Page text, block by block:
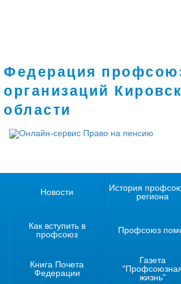
Федерация
организаций
области
Новости
История
региона
Как вступить в
профсоюз
Профсоюз
Книга Почета
Федерации
Газета
жизнь"